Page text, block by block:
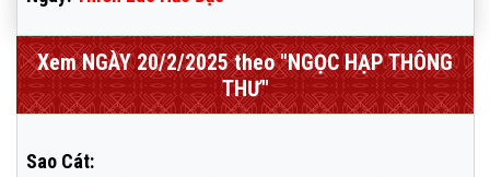
Xem NGÀY 20/2/2025 theo "NGỌC HẠP THÔNG
THƯ"
Sao Cát: